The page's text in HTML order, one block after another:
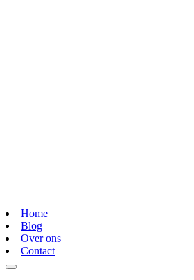
Home
Blog
Over ons
Contact